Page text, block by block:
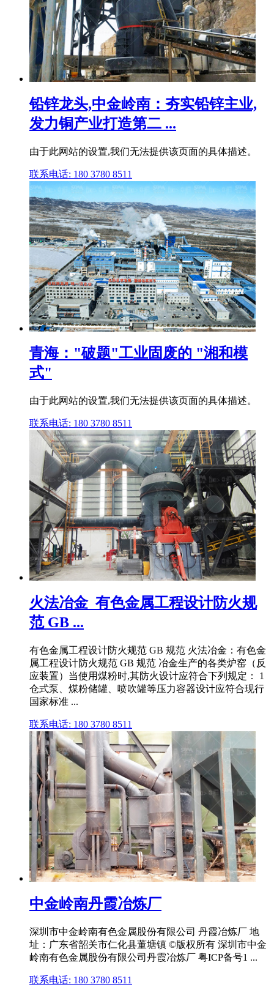
铅锌龙头,中金岭南：夯实铅锌主业,
发力铜产业打造第二 ...
由于此网站的设置,我们无法提供该页面的具体描述。
联系电话: 180 3780 8511
青海："破题"工业固废的 "湘和模
式"
由于此网站的设置,我们无法提供该页面的具体描述。
联系电话: 180 3780 8511
火法冶金_有色金属工程设计防火规
范 GB ...
有色金属工程设计防火规范 GB 规范 火法冶金：有色金
属工程设计防火规范 GB 规范 冶金生产的各类炉窑（反
应装置）当使用煤粉时,其防火设计应符合下列规定： 1
仓式泵、煤粉储罐、喷吹罐等压力容器设计应符合现行
国家标准 ...
联系电话: 180 3780 8511
中金岭南丹霞冶炼厂
深圳市中金岭南有色金属股份有限公司 丹霞冶炼厂 地
址：广东省韶关市仁化县董塘镇 ©版权所有 深圳市中金
岭南有色金属股份有限公司丹霞冶炼厂 粤ICP备号1 ...
联系电话: 180 3780 8511